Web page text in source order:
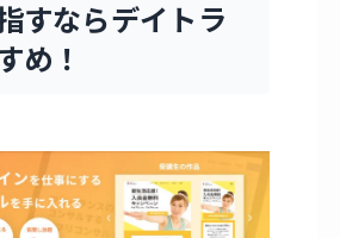
すならデイトラ
め！